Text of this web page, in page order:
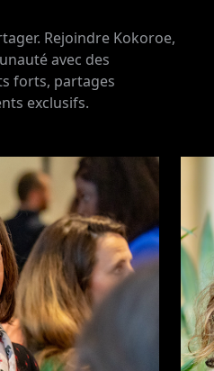
Rejoindre Kokoroe,
avec des
forts, partages
exclusifs.